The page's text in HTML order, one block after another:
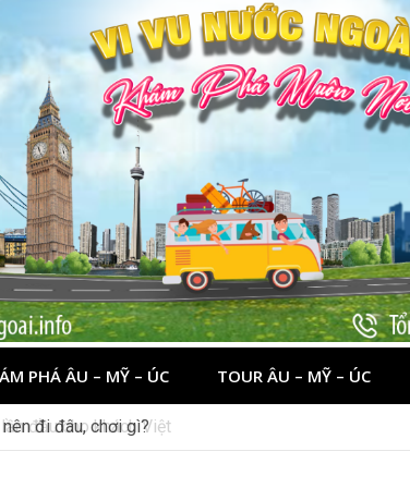
PHÁ ÂU – MỸ – ÚC TOUR ÂU – MỸ – ÚC
đi đâu, chơi gì?